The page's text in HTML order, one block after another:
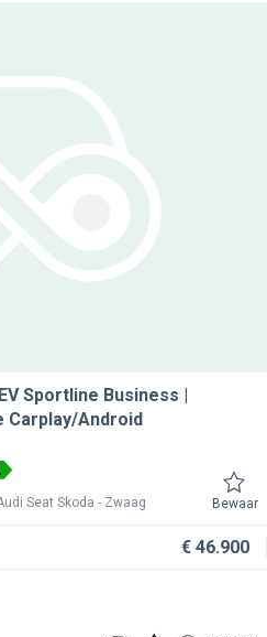
Sportline Business |
Android
Seat Skoda Zwaag Bewaar
€ 46.900